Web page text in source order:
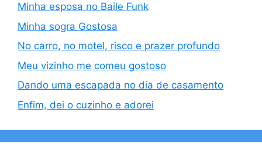
Minha esposa no Baile Funk
Minha sogra Gostosa
No carro, no motel, risco e prazer profundo
Meu vizinho me comeu gostoso
Dando uma escapada no dia de casamento
Enfim, dei o cuzinho e adorei